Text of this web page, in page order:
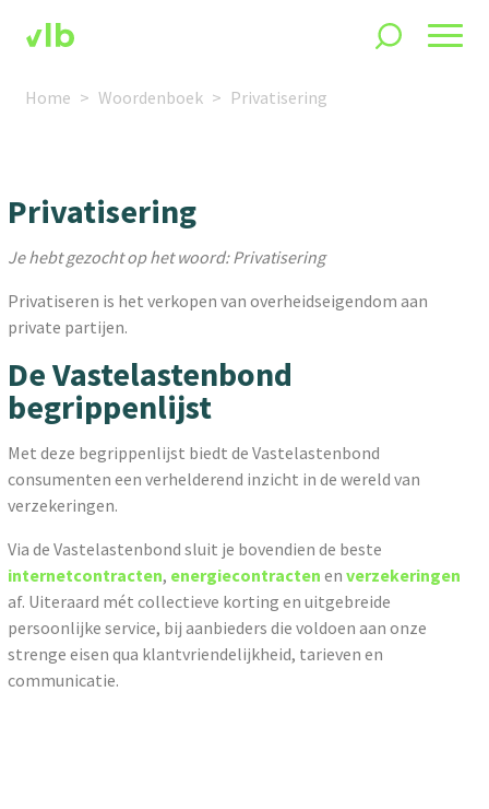
Home Woordenboek Privatisering
Privatisering
Je hebt gezocht op het woord: Privatisering
Privatiseren is het verkopen van overheidseigendom aan
private partijen.
De Vastelastenbond
begrippenlijst
Met deze begrippenlijst biedt de Vastelastenbond
consumenten een verhelderend inzicht in de wereld van
verzekeringen.
Via de Vastelastenbond sluit je bovendien de beste
internetcontracten, energiecontracten enverzekeringen
af. Uiteraard mét collectieve korting en uitgebreide
persoonlijke service, bij aanbieders die voldoen aan onze
strenge eisen qua klantvriendelijkheid, tarieven en
communicatie.